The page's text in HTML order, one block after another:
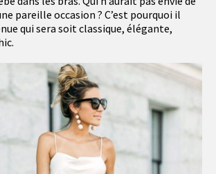
pareille occasion ? C’est pourquoi il
qui sera soit classique, élégante,